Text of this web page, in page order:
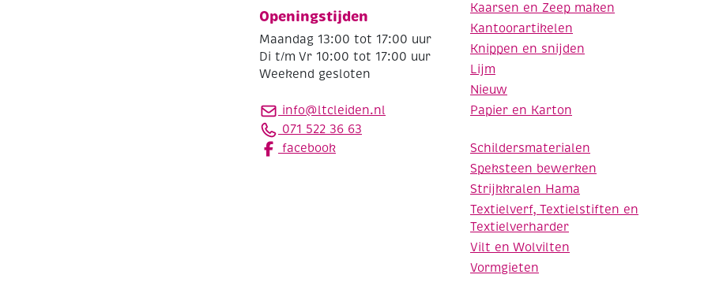
Openingstijden
Maandag 13:00 tot 17:00 uur
Di t/m Vr 10:00 tot 17:00 uur
Weekend gesloten
info@ltcleiden.nl
071 522 36 63
facebook
Kaarsen en Zeep maken
Kantoorartikelen
Knippen en snijden
Lijm
Nieuw
Papier en Karton
Schildersmaterialen
Speksteen bewerken
Strijkkralen Hama
Textielverf, Textielstiften en
Textielverharder
Vilt en Wolvilten
Vormgieten